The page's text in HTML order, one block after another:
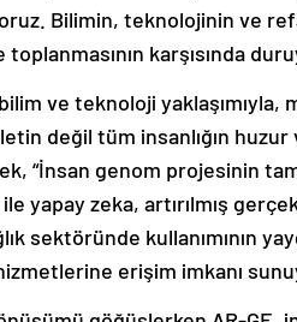
Bilimin, teknolojinin ve
karşısında
bilim ve teknoloji
değil tüm insanlığın huzur
“İnsan genom projesinin
yapay zeka, artırılmış
sektöründe kullanımının
erişim imkanı